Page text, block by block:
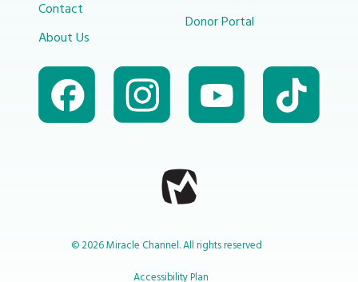
Contact
About Us
Donor Portal
© 2026 Miracle Channel. All rights reserved
Accessibility Plan